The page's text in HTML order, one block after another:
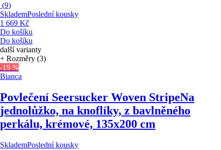
(9)
SklademPoslední kousky
1 669 Kč
Do košíku
Do košíku
další varianty
+ Rozměry (3)
-19 %
Bianca
Povlečení Seersucker Woven StripeNa
jednolůžko, na knoflíky, z bavlněného
perkálu, krémové, 135x200 cm
SklademPoslední kousky